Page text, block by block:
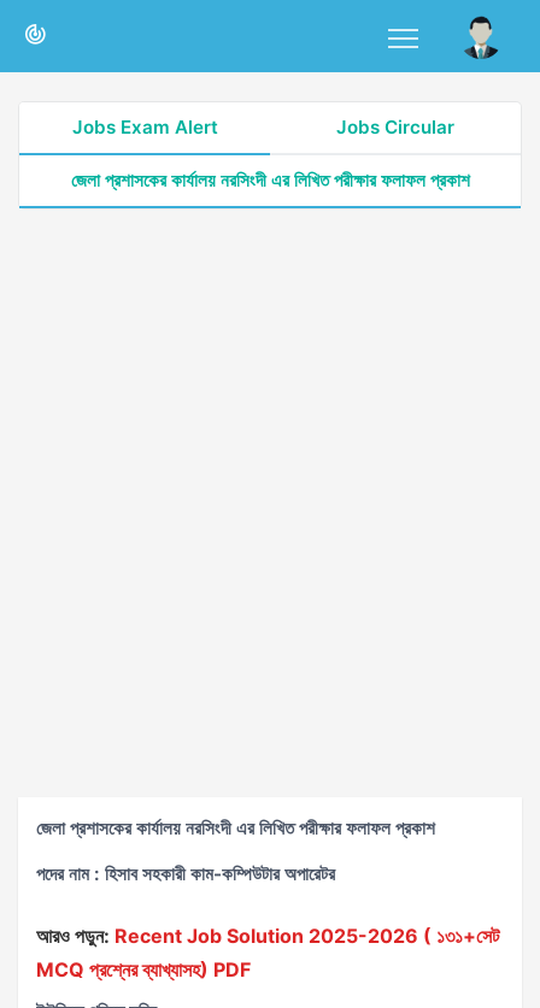
Jobs Exam Alert Jobs Circular
জেলা প্রশাসকের কার্যালয় নরসিংদী এর লিখিত পরীক্ষার ফলাফল প্রকাশ
জেলা প্রশাসকের কার্যালয় নরসিংদী এর লিখিত পরীক্ষার ফলাফল প্রকাশ
পদের নাম : হিসাব সহকারী কাম-কম্পিউটার অপারেটর
আরও পড়ুন: Recent Job Solution 2025-2026 ( ১৩১+সেট
MCQ প্রশ্নের ব্যাখ্যাসহ) PDF